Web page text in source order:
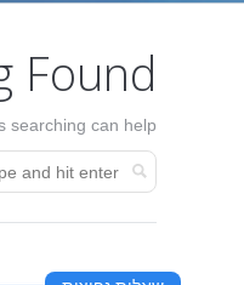
Found
searching can help.